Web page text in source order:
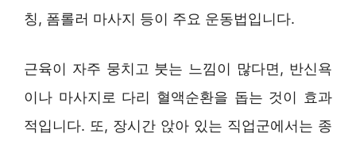
칭, 폼롤러 마사지 등이 주요 운동법입니다.
근육이 자주 뭉치고 붓는 느낌이 많다면, 반신욕
이나 마사지로 다리 혈액순환을 돕는 것이 효과
적입니다. 또, 장시간 앉아 있는 직업군에서는 종